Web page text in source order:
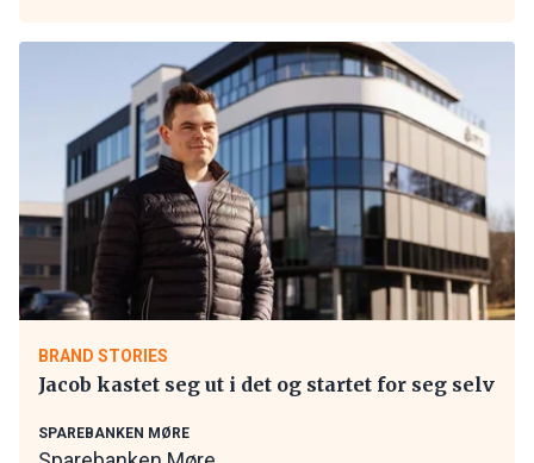
BRAND STORIES
Jacob kastet seg ut i det og startet for seg selv
SPAREBANKEN MØRE